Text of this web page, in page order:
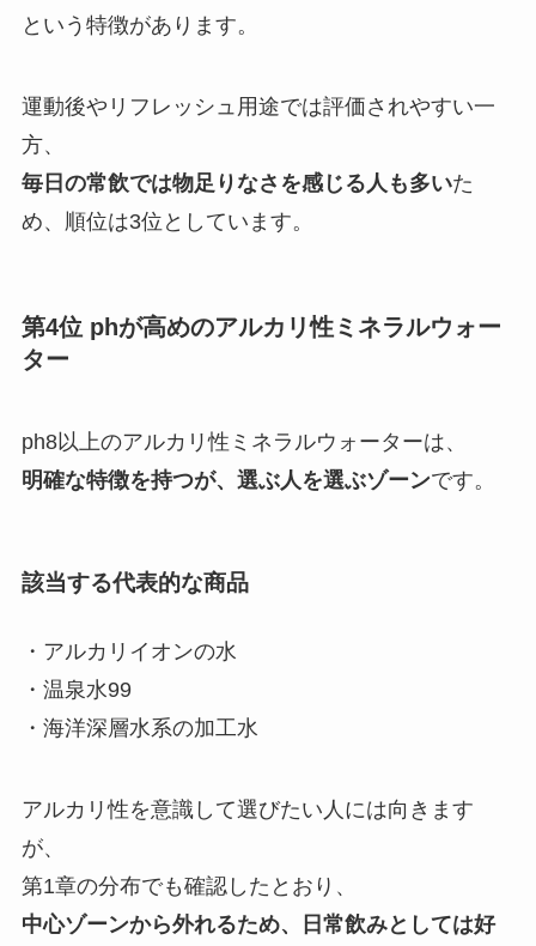
という特徴があります。
運動後やリフレッシュ用途では評価されやすい一
方、
毎日の常飲では物足りなさを感じる人も多いた
め、順位は3位としています。
第4位 phが高めのアルカリ性ミネラルウォー
ター
ph8以上のアルカリ性ミネラルウォーターは、
明確な特徴を持つが、選ぶ人を選ぶゾーンです。
該当する代表的な商品
・アルカリイオンの水
・温泉水99
・海洋深層水系の加工水
アルカリ性を意識して選びたい人には向きます
が、
第1章の分布でも確認したとおり、
中心ゾーンから外れるため、日常飲みとしては好